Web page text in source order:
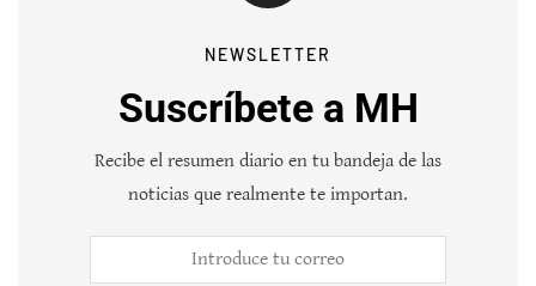
NEWSLETTER
Suscríbete a MH
Recibe el resumen diario en tu bandeja de las
noticias que realmente te importan.